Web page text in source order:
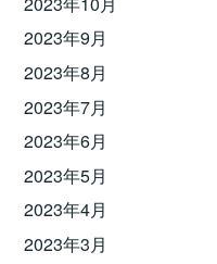
2023年9月
2023年8月
2023年7月
2023年6月
2023年5月
2023年4月
2023年3月